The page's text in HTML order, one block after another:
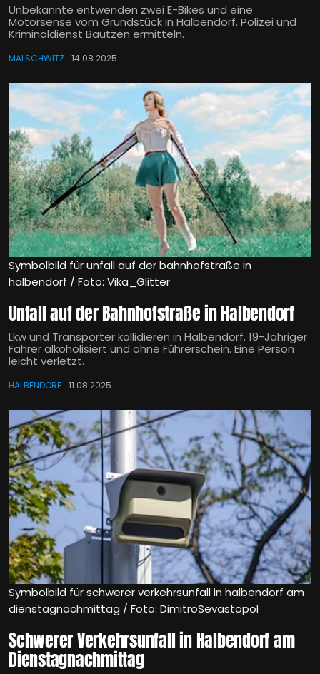
Unbekannte entwenden zwei E-Bikes und eine
Motorsense vom Grundstück in Halbendorf. Polizei und
Kriminaldienst Bautzen ermitteln.
MALSCHWITZ 14.08.2025
Symbolbild für unfall auf der bahnhofstraße in
halbendorf / Foto: Vika_Glitter
Unfall auf der Bahnhofstraße in Halbendorf
Lkw und Transporter kollidieren in Halbendorf. 19-Jähriger
Fahrer alkoholisiert und ohne Führerschein. Eine Person
leicht verletzt.
HALBENDORF 11.08.2025
Symbolbild für schwerer verkehrsunfall in halbendorf am
dienstagnachmittag / Foto: DimitroSevastopol
Schwerer Verkehrsunfall in Halbendorf am
Dienstagnachmittag